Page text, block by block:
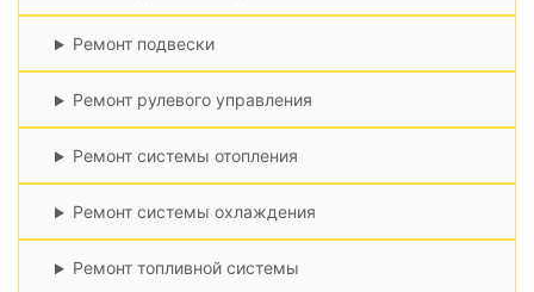
Ремонт подвески
Ремонт рулевого управления
Ремонт системы отопления
Ремонт системы охлаждения
Ремонт топливной системы